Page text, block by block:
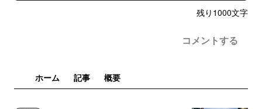
残り 1000文字
コメントする
ホーム 記事 概要